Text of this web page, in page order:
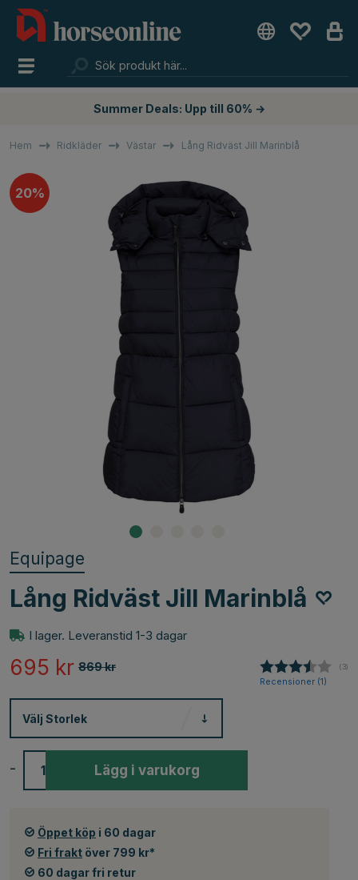
Summer Deals: Upp till 60% →
Hem Ridkläder Västar Lång Ridväst Jill Marinblå
20%
Equipage
Lång Ridväst Jill Marinblå
I lager. Leveranstid 1-3 dagar
869kr
695 kr (3)
Recensioner (1)
Välj Storlek
- Lägg i varukorg
Öppet köp i 60 dagar
Fri frakt över 799 kr*
60 dagar fri retur